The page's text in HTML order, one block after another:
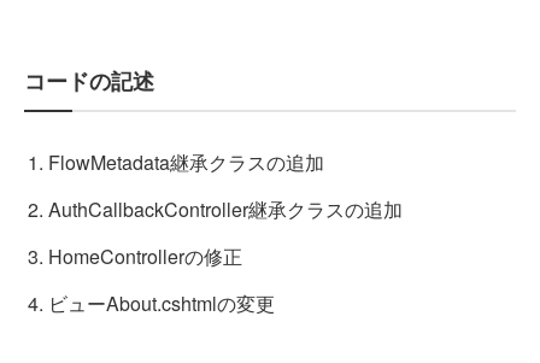
コードの記述
FlowMetadata継承クラスの追加
AuthCallbackController継承クラスの追加
HomeControllerの修正
ビューAbout.cshtmlの変更